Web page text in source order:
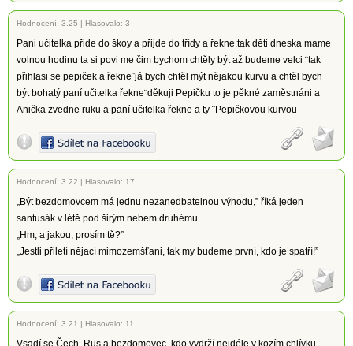
Hodnocení: 3.25 | Hlasovalo: 3
Pani učitelka přide do škoy a přijde do třídy a řekne:tak děti dneska mame
volnou hodinu ta si povi me čim bychom chtěly být až budeme velci ¨tak
přihlasi se pepiček a řekne¨já bych chtěl mýt nějakou kurvu a chtěl bych
být bohatý paní učitelka řekne¨děkuji Pepičku to je pěkné zaměstnáni a
Anička zvedne ruku a paní učitelka řekne a ty ¨Pepičkovou kurvou
Hodnocení: 3.22 | Hlasovalo: 17
„Být bezdomovcem má jednu nezanedbatelnou výhodu,” říká jeden
santusák v létě pod širým nebem druhému.
„Hm, a jakou, prosím tě?”
„Jestli přiletí nějací mimozemšťani, tak my budeme první, kdo je spatří!”
Hodnocení: 3.21 | Hlasovalo: 11
Vsadí se Čech, Rus a bezdomovec, kdo vydrží nejdéle v kozím chlívku.